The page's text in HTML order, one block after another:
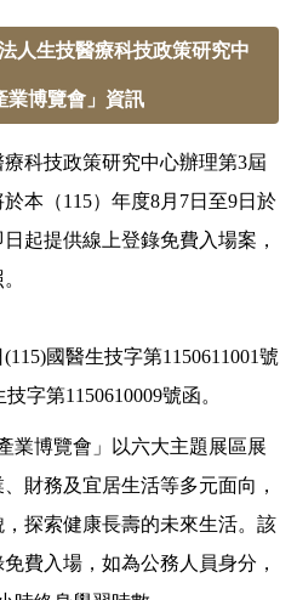
人生技醫療科技政策研究中
業博覽會」資訊
科技政策研究中心辦理第3屆
本（115）年度8月7日至9日於
起提供線上登錄免費入場案，
國醫生技字第1150611001號
字第1150610009號函。
業博覽會」以六大主題展區展
財務及宜居生活等多元面向，
探索健康長壽的未來生活。該
費入場，如為公務人員身分，